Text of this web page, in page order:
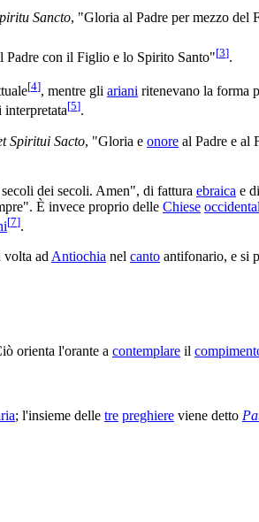
Sancto, "Gloria al Padre per mezzo del
Padre con il Figlio e lo Spirito Santo"[3].
[4], mentre gli ariani ritenevano la forma
interpretata[5].
Spiritui Sacto, "Gloria e onore al Padre e al
dei secoli. Amen", di fattura ebraica e
È invece proprio delle Chiese
[7].
volta ad Antiochia nel canto antifonario, e si
orienta l'orante a contemplare il
; l'insieme delle tre preghiere viene detto